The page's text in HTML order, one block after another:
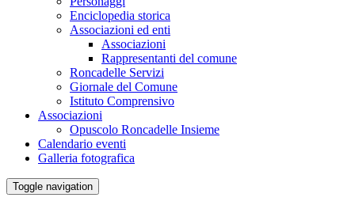
Enciclopedia storica
Associazioni ed enti
Associazioni
Rappresentanti del comune
Roncadelle Servizi
Giornale del Comune
Istituto Comprensivo
Associazioni
Opuscolo Roncadelle Insieme
Calendario eventi
Galleria fotografica
Toggle navigation